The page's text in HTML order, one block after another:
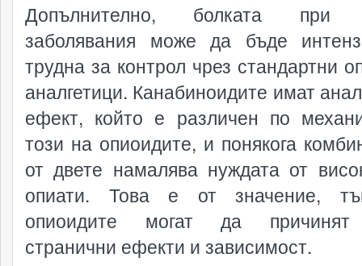
Допълнително, болката при
заболявания може да бъде
трудна за контрол чрез стандартни
аналгетици. Канабиноидите имат
ефект, който е различен по
този на опиоидите, и понякога
от двете намалява нуждата от
опиати. Това е от значение,
опиоидите могат да
странични ефекти и зависимост.